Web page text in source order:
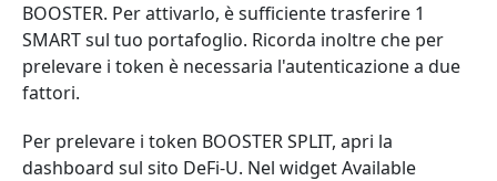
BOOSTER. Per attivarlo, è sufficiente trasferire 1
SMART sul tuo portafoglio. Ricorda inoltre che per
prelevare i token è necessaria l'autenticazione a due
fattori.
Per prelevare i token BOOSTER SPLIT, apri la
dashboard sul sito DeFi-U. Nel widget Available